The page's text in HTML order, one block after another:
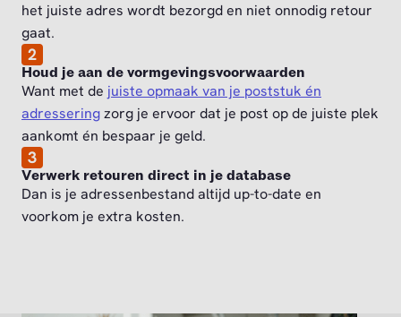
het juiste adres wordt bezorgd en niet onnodig retour
gaat.
2
Houd je aan de vormgevingsvoorwaarden
Want met de juiste opmaak van je poststuk én
adresseringzorg je ervoor dat je post op de juiste plek
aankomt én bespaar je geld.
3
Verwerk retouren direct in je database
Dan is je adressenbestand altijd up-to-date en
voorkom je extra kosten.